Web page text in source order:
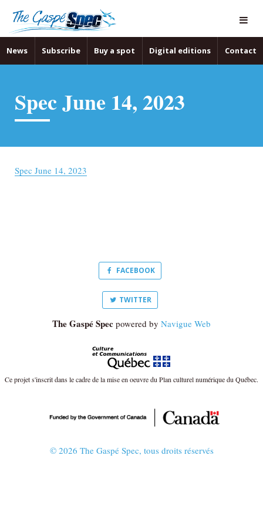
News Subscribe Buy a spot Digital editions Contact
Spec June 14, 2023
Spec June 14, 2023
FACEBOOK
TWITTER
The Gaspé Spec powered by Navigue Web
Ce projet s'inscrit dans le cadre de la mise en oeuvre du Plan culturel numérique du Québec.
© 2026 The Gaspé Spec, tous droits réservés